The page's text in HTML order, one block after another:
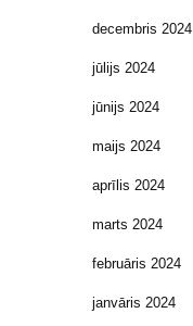
decembris 2024
jūlijs 2024
jūnijs 2024
maijs 2024
aprīlis 2024
marts 2024
februāris 2024
janvāris 2024